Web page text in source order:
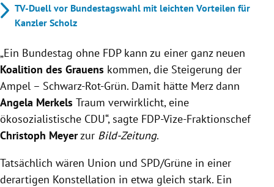
TV-Duell vor Bundestagswahl mit leichten Vorteilen für
Kanzler Scholz
„Ein Bundestag ohne FDP kann zu einer ganz neuen
Koalition des Grauens kommen, die Steigerung der
Ampel – Schwarz-Rot-Grün. Damit hätte Merz dann
Angela Merkels Traum verwirklicht, eine
ökosozialistische CDU“, sagte FDP-Vize-Fraktionschef
Christoph Meyerzur Bild-Zeitung.
Tatsächlich wären Union und SPD/Grüne in einer
derartigen Konstellation in etwa gleich stark. Ein